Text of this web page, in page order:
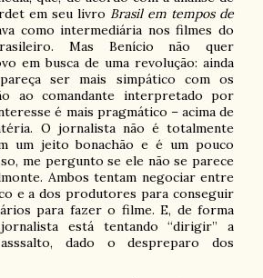
em seu livro Brasil em tempos de
como intermediária nos filmes do
Mas Benício não quer
em busca de uma revolução: ainda
ser mais simpático com os
ao comandante interpretado por
é mais pragmático – acima de
O jornalista não é totalmente
um jeito bonachão e é um pouco
me pergunto se ele não se parece
Ambos tentam negociar entre
e a dos produtores para conseguir
para fazer o filme. E, de forma
está tentando “dirigir” a
dado o despreparo dos